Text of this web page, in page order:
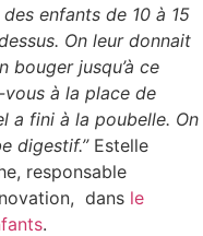
enfants de 10 à 15
On leur donnait
bouger jusqu’à ce
à la place de
a fini à la poubelle. On
digestif.”Estelle
responsable
dans le
.